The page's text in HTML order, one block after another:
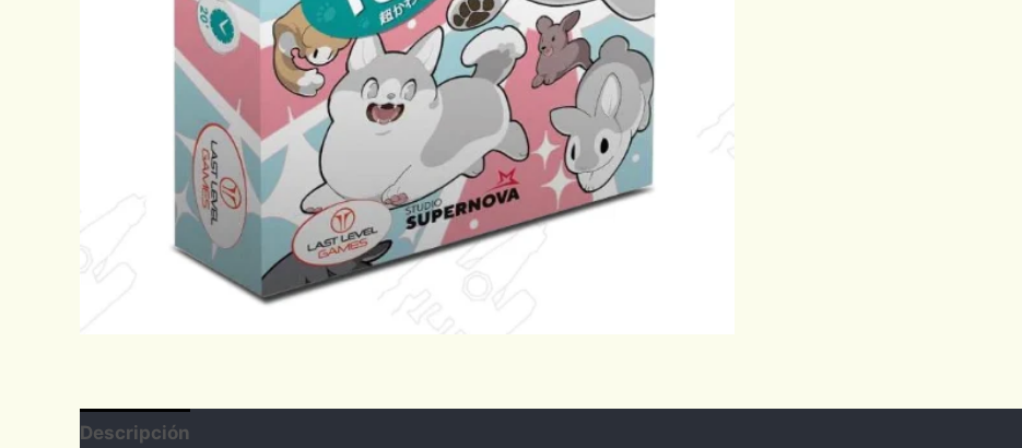
Descripción